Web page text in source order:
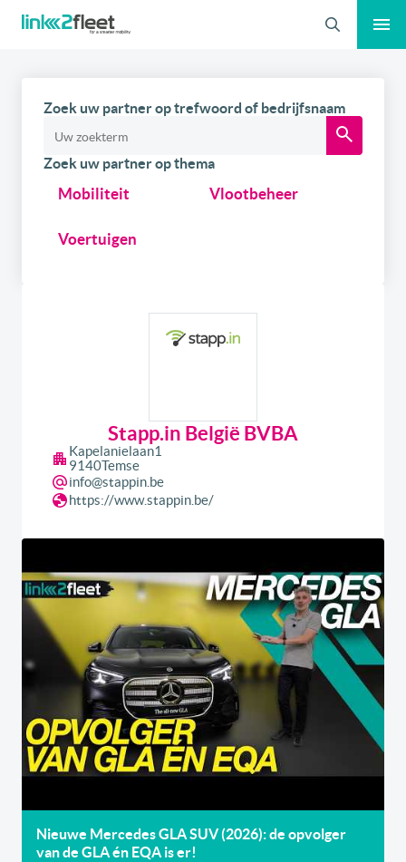
Zoeken
Zoek uw partner op trefwoord of bedrijfsnaam
Zoek uw partner op thema
Mobiliteit Vlootbeheer
Voertuigen
Stapp.in België BVBA
Kapelanielaan1
9140Temse
info@stappin.be
https://www.stappin.be/
Nieuwe Mercedes GLA SUV (2026): de opvolger
van de GLA én EQA is er!